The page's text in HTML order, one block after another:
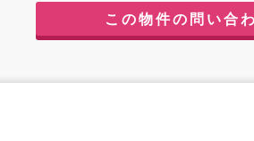
この物件の問い合